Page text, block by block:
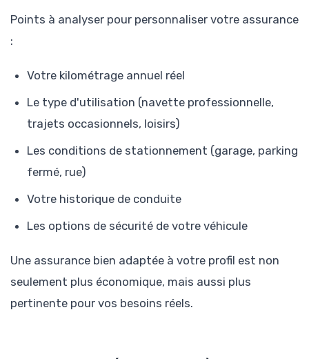
Points à analyser pour personnaliser votre assurance
:
Votre kilométrage annuel réel
Le type d'utilisation (navette professionnelle,
trajets occasionnels, loisirs)
Les conditions de stationnement (garage, parking
fermé, rue)
Votre historique de conduite
Les options de sécurité de votre véhicule
Une assurance bien adaptée à votre profil est non
seulement plus économique, mais aussi plus
pertinente pour vos besoins réels.